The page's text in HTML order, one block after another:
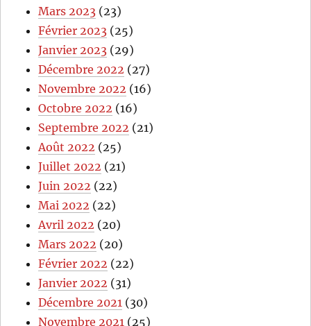
Mars 2023 (23)
Février 2023 (25)
Janvier 2023 (29)
Décembre 2022 (27)
Novembre 2022 (16)
Octobre 2022 (16)
Septembre 2022 (21)
Août 2022 (25)
Juillet 2022 (21)
Juin 2022 (22)
Mai 2022 (22)
Avril 2022 (20)
Mars 2022 (20)
Février 2022 (22)
Janvier 2022 (31)
Décembre 2021 (30)
Novembre 2021 (25)